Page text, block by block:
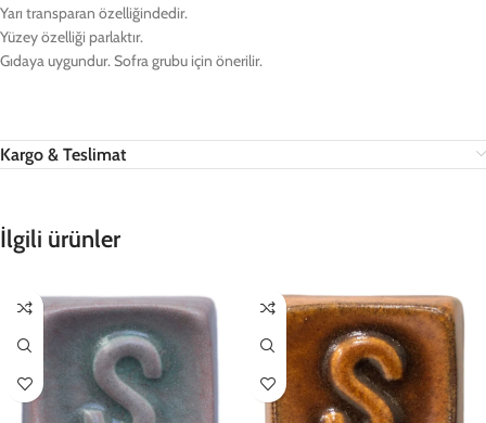
Yarı transparan özelliğindedir.
Yüzey özelliği parlaktır.
Gıdaya uygundur. Sofra grubu için önerilir.
Kargo & Teslimat
İlgili ürünler